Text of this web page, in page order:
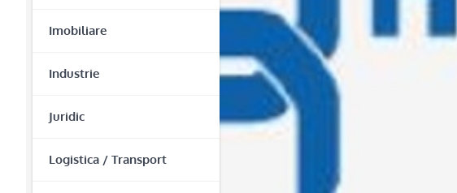
Imobiliare
Industrie
Juridic
Logistica / Transport